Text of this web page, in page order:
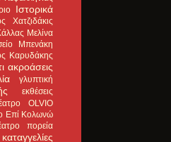
Ιστορικά
Χατζιδάκις
Μελίνα
Μπενάκη
Καρυδάκης
ακροάσεις
γλυπτική
εκθέσεις
OLVIO
Επί Κολωνώ
πορεία
καταγγελίες